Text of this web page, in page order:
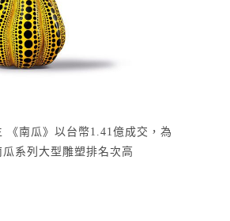
《南瓜》以台幣1.41億成交，為
瓜系列大型雕塑排名次高